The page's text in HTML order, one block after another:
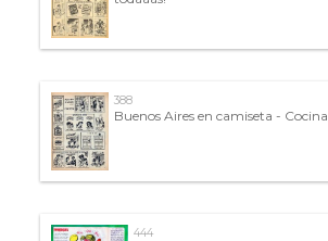
388
Buenos Aires en camiseta - Cocina
444